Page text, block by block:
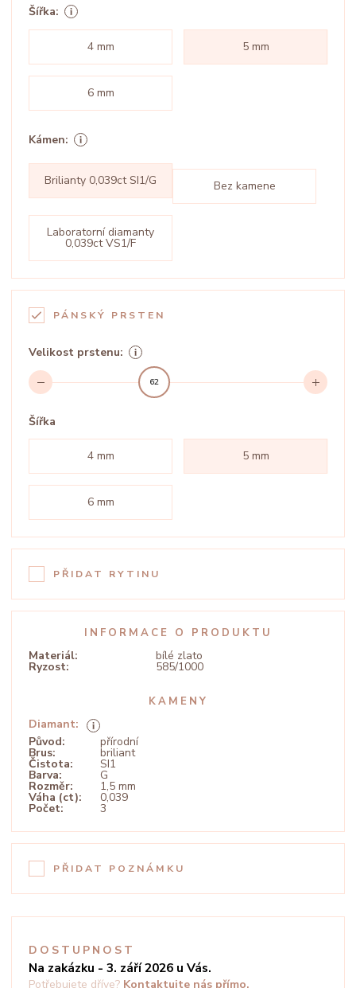
Šířka:
4 mm 5 mm
6 mm
Kámen:
Brilianty 0,039ct SI1/G Bez kamene
Laboratorní diamanty
0,039ct VS1/F
PÁNSKÝ PRSTEN
Velikost prstenu:
62
Šířka
4 mm 5 mm
6 mm
PŘIDAT RYTINU
INFORMACE O PRODUKTU
Materiál: bílé zlato
Ryzost: 585/1000
KAMENY
Diamant:
Původ:
přírodní
Brus: briliant
Čistota: SI1
Barva: G
Rozměr: 1,5 mm
Váha (ct): 0,039
Počet: 3
PŘIDAT POZNÁMKU
DOSTUPNOST
Na zakázku - 3. září 2026 u Vás.
Potřebujete dříve? Kontaktujte nás přímo.